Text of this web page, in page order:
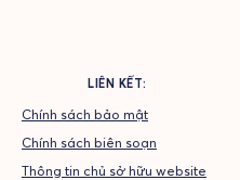
LIÊN KẾT:
Chính sách bảo mật
Chính sách biên soạn
Thông tin chủ sở hữu website